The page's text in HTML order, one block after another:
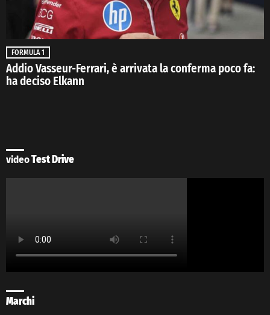
FORMULA 1
Addio Vasseur-Ferrari, è arrivata la conferma poco fa:
ha deciso Elkann
videoTest Drive
Marchi